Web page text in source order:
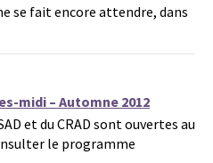
se fait encore attendre, dans
midi – Automne 2012
et du CRAD sont ouvertes au
le programme